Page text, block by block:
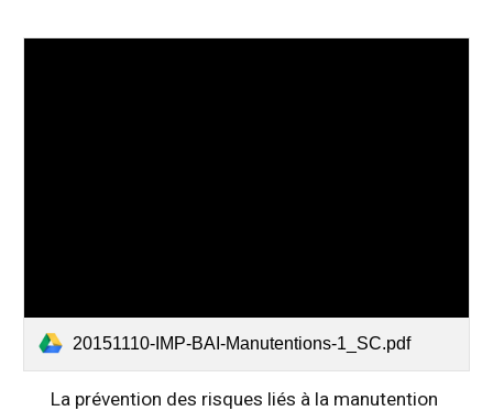
20151110-IMP-BAI-Manutentions-1_SC.pdf
La prévention des risques liés à la manutention